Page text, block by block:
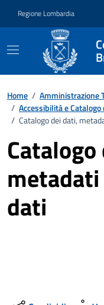
Regione Lombardia
Home / Amministrazione
/ Accessibilità e
/ Catalogo dei dati,
dati